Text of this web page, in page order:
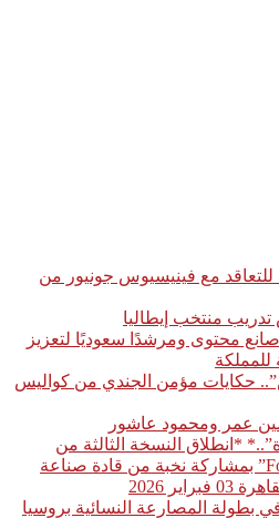
مع فينيسيوس جونيور من
منتخب إيطاليا
مؤمن الجندي يؤهل 45 صانع محتوى ومرشدًا سعوديًا لتعزيز
للمملكة
حكايات مؤمن الجندي من كواليس
عمر ومحمود عاشور
*انطلاق النسخة الثالثة من
“Football Access Summit” بمشاركة نخبة من قادة صناعة
2026
المصارعة النسائية بروسيا